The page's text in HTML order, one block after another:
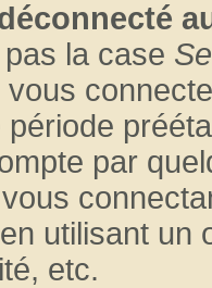
la case
par
utilisant un
etc.